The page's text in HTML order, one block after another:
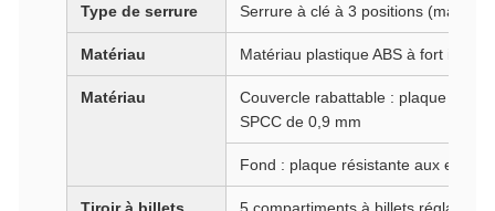
Type de serrure Serrure à clé à 3 positions
Matériau Matériau plastique ABS à fort impact
Matériau
Couvercle rabattable : plaque
SPCC de 0,9 mm
Fond : plaque résistante aux